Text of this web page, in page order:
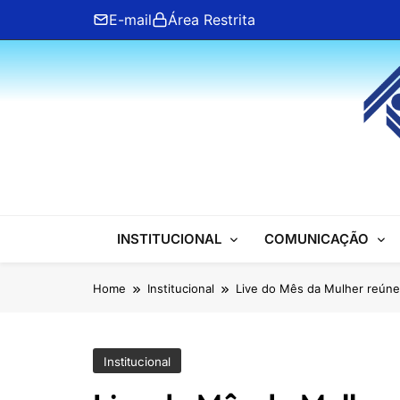
content
E-mail Área Restrita
ANFIP Nacional
INSTITUCIONAL COMUNICAÇÃO
Home Institucional Live do Mês da Mulher
Institucional